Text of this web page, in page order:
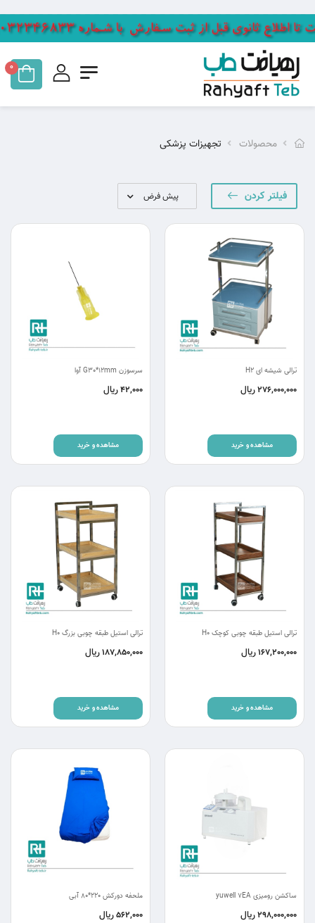
0
محصولات تجهیزات پزشکی
فیلتر کردن
ترالی شیشه ای H2
276,000,000ریال
مشاهده و خرید
سرسوزن G30*12mm آوا
42,000ریال
مشاهده و خرید
ترالی استیل طبقه چوبی کوچک H0
167,200,000ریال
مشاهده و خرید
ترالی استیل طبقه چوبی بزرگ H0
187,850,000ریال
مشاهده و خرید
ساکشن رومیزی yuwell 7EA
298,000,000ریال
ملحفه دورکش 220*80 آبی
562,000ریال